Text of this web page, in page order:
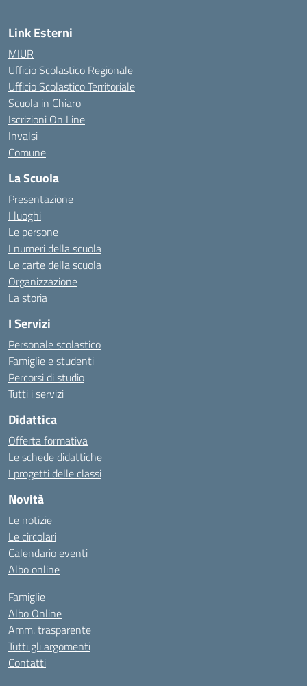
Link Esterni
MIUR
Ufficio Scolastico Regionale
Ufficio Scolastico Territoriale
Scuola in Chiaro
Iscrizioni On Line
Invalsi
Comune
La Scuola
Presentazione
I luoghi
Le persone
I numeri della scuola
Le carte della scuola
Organizzazione
La storia
I Servizi
Personale scolastico
Famiglie e studenti
Percorsi di studio
Tutti i servizi
Didattica
Offerta formativa
Le schede didattiche
I progetti delle classi
Novità
Le notizie
Le circolari
Calendario eventi
Albo online
Famiglie
Albo Online
Amm. trasparente
Tutti gli argomenti
Contatti